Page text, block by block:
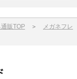
通販TOP ＞
メガネフレ